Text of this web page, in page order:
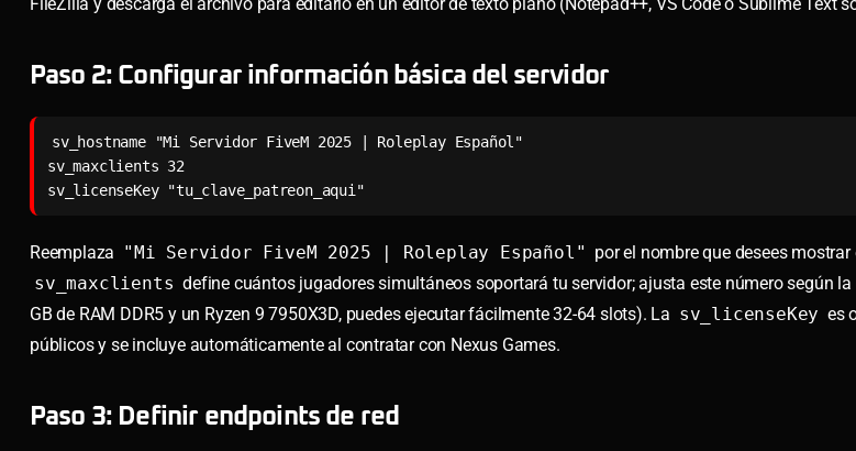
Paso 2: Configurar información básica del servidor
sv_hostname "Mi Servidor FiveM 2025 | Roleplay Español"
sv_maxclients 32
sv_licenseKey "tu_clave_patreon_aqui"
Reemplaza "Mi Servidor FiveM 2025 | Roleplay Español" por el nombre que desees
sv_maxclients define cuántos jugadores simultáneos soportará tu servidor; ajusta este número según
GB de RAM DDR5 y un Ryzen 9 7950X3D, puedes ejecutar fácilmente 32-64 slots). La sv_licenseKey es
públicos y se incluye automáticamente al contratar con Nexus Games.
Paso 3: Definir endpoints de red